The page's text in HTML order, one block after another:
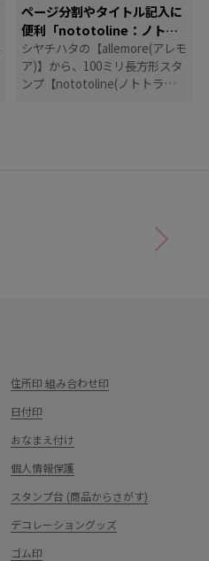
ページ分割やタイトル記入に
便利「nototoline：ノトト
ライン」
シヤチハタの【allemore(アレモ
ア)】から、100ミリ長方形スタ
ンプ【nototoline(ノトトライ
住所印 組み合わせ印
日付印
おなまえ付け
個人情報保護
スタンプ台 (商品からさがす)
デコレーショングッズ
ゴム印